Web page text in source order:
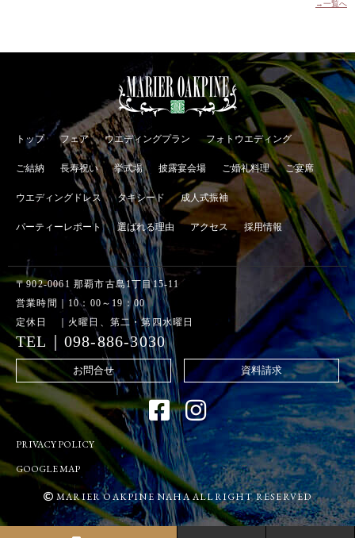
トップ フェア ウエディングプラン フォトウエディング
ご結納 長寿祝い 挙式場 披露宴会場 ご婚礼料理 ご宴席
ウエディングドレス タキシード 成人式振袖
パーティーレポート 選ばれる理由 アクセス 採用情報
〒902-0061 那覇市古島1丁目15-11
営業時間｜10：00～19：00
定休日 ｜火曜日、第二・第四水曜日
TEL｜098-886-3030
お問合せ 資料請求
PRIVACY POLICY
GOOGLE MAP
MARIER OAKPINE NAHA ALLRIGHT RESERVED